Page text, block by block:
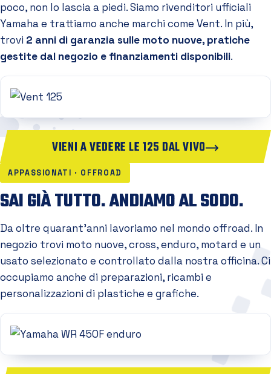
poco, non lo lascia a piedi. Siamo rivenditori ufficiali
Yamaha e trattiamo anche marchi come Vent. In più,
trovi 2 anni di garanzia sulle moto nuove, pratiche
gestite dal negozio e finanziamenti disponibili.
VIENI A VEDERE LE 125 DAL VIVO
APPASSIONATI · OFFROAD
SAI GIÀ TUTTO. ANDIAMO AL SODO.
Da oltre quarant'anni lavoriamo nel mondo offroad. In
negozio trovi moto nuove, cross, enduro, motard e un
usato selezionato e controllato dalla nostra officina. Ci
occupiamo anche di preparazioni, ricambi e
personalizzazioni di plastiche e grafiche.